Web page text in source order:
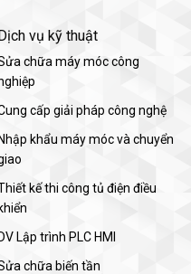
vụ kỹ thuật
chữa máy móc công
cấp giải pháp công nghệ
Nhập khẩu máy móc và chuyển
kế thi công tủ điện điều
khiển
DV Lập trình PLC HMI
chữa biến tần